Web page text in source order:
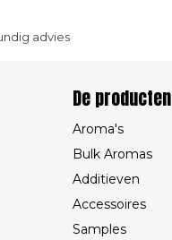
advies
De producten
Aroma's
Bulk Aromas
Additieven
Accessoires
Samples